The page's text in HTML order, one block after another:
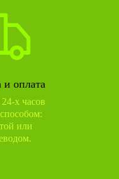
и оплата
х часов
или